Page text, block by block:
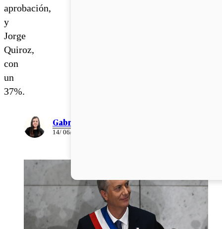
aprobación,
y
Jorge
Quiroz,
con
un
37%.
Gabriela Romo
14/ 06/ 2026